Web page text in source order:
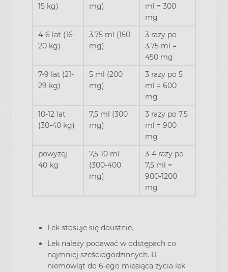
15 kg)
mg)
ml = 300
mg
4-6 lat (16-
20 kg)
3,75 ml (150
mg)
3 razy po
3,75 ml =
450 mg
7-9 lat (21-
29 kg)
5 ml (200
mg)
3 razy po 5
ml = 600
mg
10-12 lat
(30-40 kg)
7,5 ml (300
mg)
3 razy po 7,5
ml = 900
mg
powyżej
40 kg
7,5-10 ml
(300-400
mg)
3-4 razy po
7,5 ml =
900-1200
mg
Lek stosuje się doustnie.
Lek należy podawać w odstępach co
najmniej sześciogodzinnych. U
niemowląt do 6-ego miesiąca życia lek